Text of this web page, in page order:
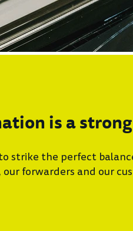
is a
strike the perfect
our forwarders and our